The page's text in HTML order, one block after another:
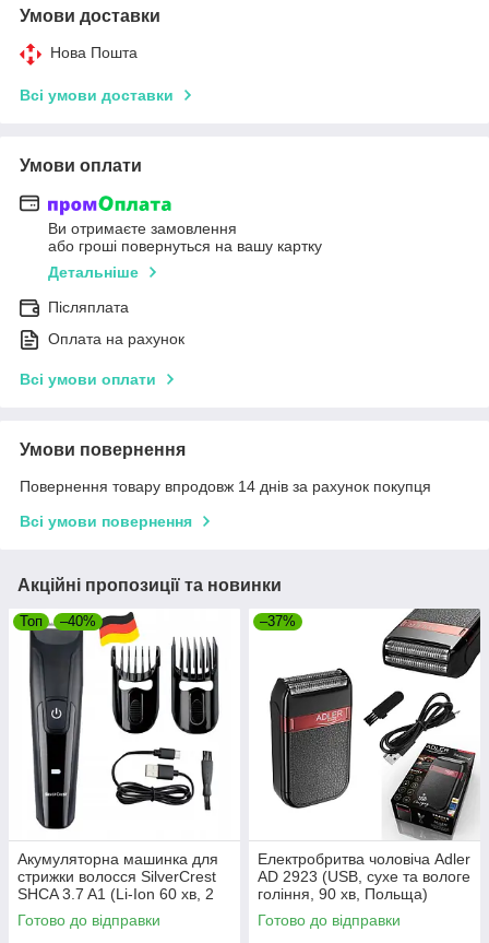
Умови доставки
Нова Пошта
Всі умови доставки
Умови оплати
Ви отримаєте замовлення
або гроші повернуться на вашу картку
Детальніше
Післяплата
Оплата на рахунок
Всі умови оплати
Умови повернення
Повернення товару впродовж 14 днів за рахунок покупця
Всі умови повернення
Акційні пропозиції та новинки
Топ –40%
Акумуляторна машинка для
стрижки волосся SilverCrest
SHCA 3.7 A1 (Li-Ion 60 хв, 2
насадки 1-33 мм, USB-C,
Німеччина)
Готово до відправки
–37%
Електробритва чоловіча Adler
AD 2923 (USB, сухе та вологе
гоління, 90 хв, Польща)
Готово до відправки